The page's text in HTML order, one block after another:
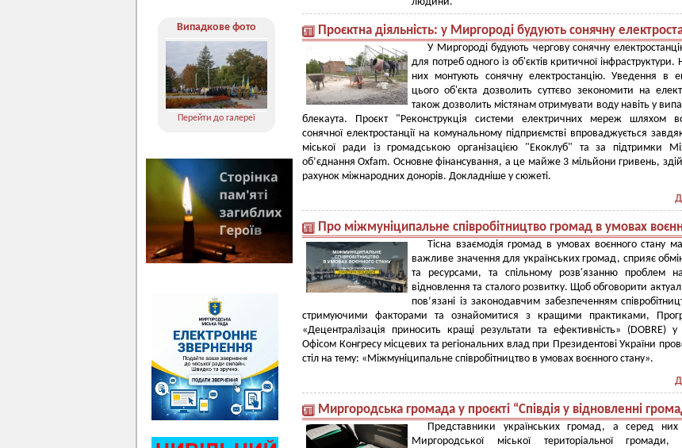
Випадкове фото
Перейти до галереї
Проєктна діяльність: у Миргороді будують сонячну
У Миргороді будують чергову сонячну
для потреб одного із об'єктів критичної інфраструктури.
них монтують сонячну електростанцію. Уведення в
цього об'єкта дозволить суттєво зекономити на
також дозволить містянам отримувати воду навіть у
блекаута. Проєкт "Реконструкція системи електричних мереж шляхом
сонячної електростанції на комунальному підприємстві впроваджується
міської ради із громадською організацією "Екоклуб" та за підтримки
об’єднання Oxfam. Основне фінансування, а це майже 3 мільйони гривень,
рахунок міжнародних донорів. Докладніше у сюжеті.
Про міжмуніципальне співробітництво громад в умовах
Тісна взаємодія громад в умовах воєнного стану
важливе значення для українських громад, сприяє
та ресурсами, та спільному розв'язанню проблем
відновлення та сталого розвитку. Щоб обговорити
пов’язані із законодавчим забезпеченням
стримуючими факторами та ознайомитися з кращими практиками,
«Децентралізація приносить кращі результати та ефективність» (DOBRE) у
Офісом Конгресу місцевих та регіональних влад при Президентові України
стіл на тему: «Міжмуніципальне співробітництво в умовах воєнного стану».
Миргородська громада у проєкті “Співдія у відновленні
Представники українських громад, а серед них
Миргородської міської територіальної громади,